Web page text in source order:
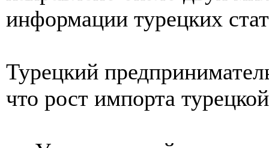
информации турецких
Турецкий
что рост импорта